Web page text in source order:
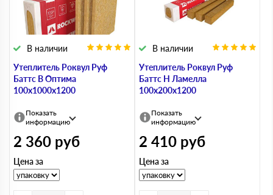
Утеплитель Роквул Руф
Баттс В Оптима
100х1000х1200
В наличии
Показать
информацию
2 360 руб
Цена за
Утеплитель Роквул Руф
Баттс Н Ламелла
100х200х1200
В наличии
Показать
информацию
2 410 руб
Цена за